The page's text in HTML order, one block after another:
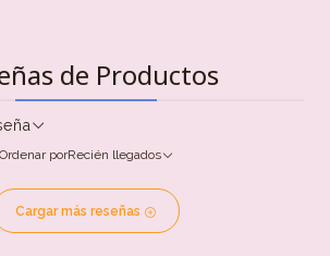
de Productos
Ordenar porRecién llegados
Cargar más reseñas